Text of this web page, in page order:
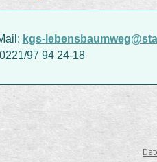
kgs-
0221/97 94 24-18